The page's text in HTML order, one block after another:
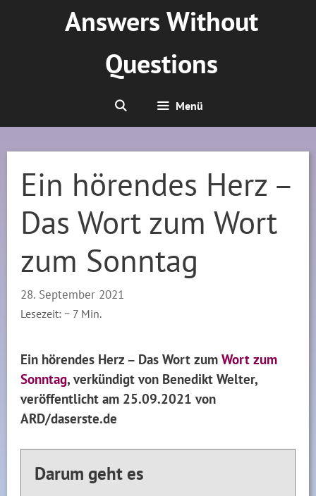
Answers Without
Questions
Menü
Ein hörendes Herz –
Das Wort zum Wort
zum Sonntag
28. September 2021
Lesezeit: ~ 7 Min.
Ein hörendes Herz – Das Wort zumWort zum
Sonntag, verkündigt von Benedikt Welter,
veröffentlicht am 25.09.2021 von
ARD/daserste.de
Darum geht es